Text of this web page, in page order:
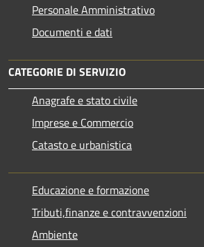
Personale Amministrativo
Documenti e dati
CATEGORIE DI SERVIZIO
Anagrafe e stato civile
Imprese e Commercio
Catasto e urbanistica
Educazione e formazione
Tributi,finanze e contravvenzioni
Ambiente